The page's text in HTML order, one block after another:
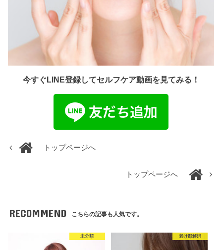
今すぐLINE登録してセルフケア動画を見てみる！
トップページへ
トップページへ
RECOMMEND こちらの記事も人気です。
未分類 老け顔解消